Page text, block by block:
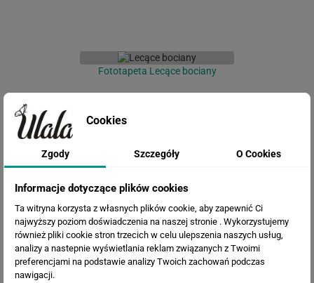
Fototapeta Lecące bociany
Fototapeta Drzewa
Cookies
Zgody Szczegóły O Cookies
Informacje dotyczące plików cookies
Ta witryna korzysta z własnych plików cookie, aby zapewnić Ci
najwyższy poziom doświadczenia na naszej stronie . Wykorzystujemy
również pliki cookie stron trzecich w celu ulepszenia naszych usług,
analizy a nastepnie wyświetlania reklam związanych z Twoimi
preferencjami na podstawie analizy Twoich zachowań podczas
nawigacji.